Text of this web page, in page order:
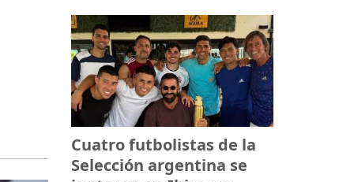
Cuatro futbolistas de la
Selección argentina se